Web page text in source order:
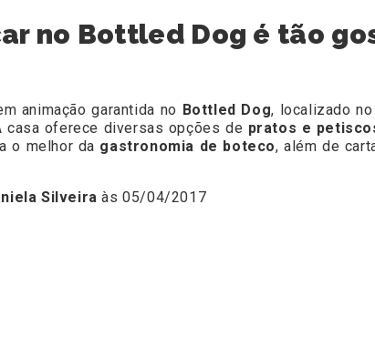
no Bottled Dog é tão
animação garantida no Bottled Dog, localizado no
casa oferece diversas opções de pratos e
o melhor da gastronomia de boteco, além de
Silveira às 05/04/2017